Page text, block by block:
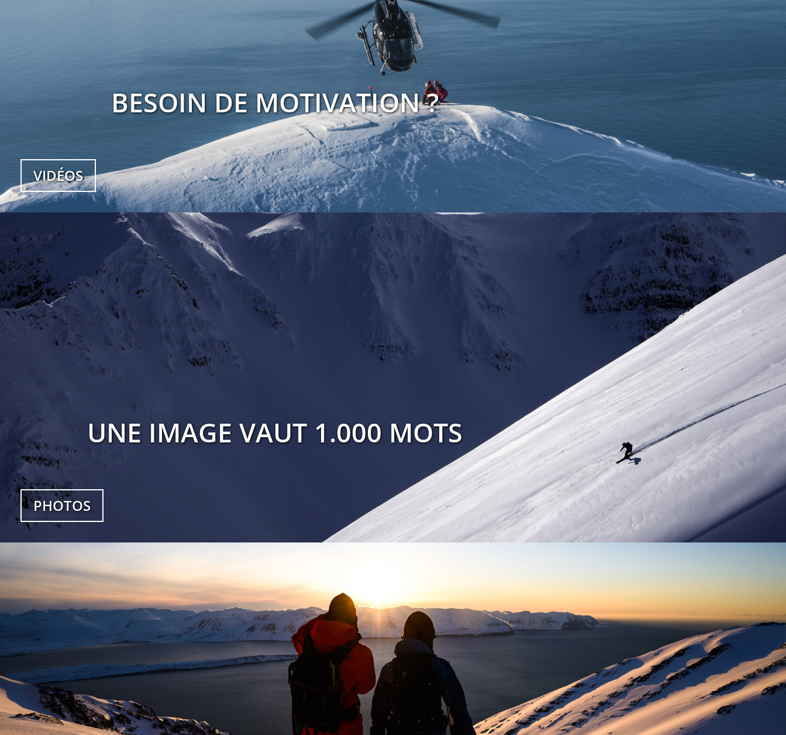
BESOIN DE MOTIVATION ?
VIDÉOS
UNE IMAGE VAUT 1.000 MOTS
PHOTOS